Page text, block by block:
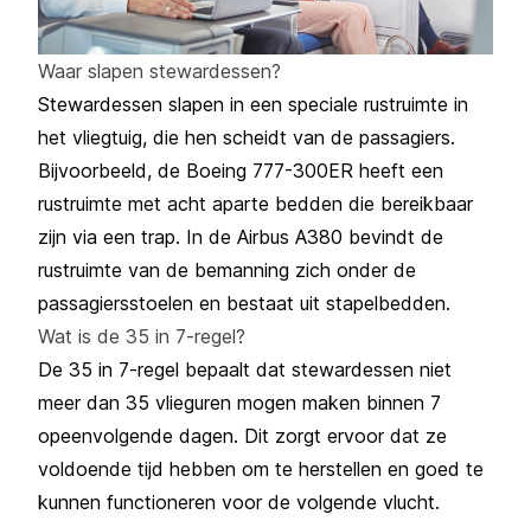
Waar slapen stewardessen?
Stewardessen slapen in een speciale rustruimte in
het vliegtuig, die hen scheidt van de passagiers.
Bijvoorbeeld, de Boeing 777-300ER heeft een
rustruimte met acht aparte bedden die bereikbaar
zijn via een trap. In de Airbus A380 bevindt de
rustruimte van de bemanning zich onder de
passagiersstoelen en bestaat uit stapelbedden.
Wat is de 35 in 7-regel?
De 35 in 7-regel bepaalt dat stewardessen niet
meer dan 35 vlieguren mogen maken binnen 7
opeenvolgende dagen. Dit zorgt ervoor dat ze
voldoende tijd hebben om te herstellen en goed te
kunnen functioneren voor de volgende vlucht.